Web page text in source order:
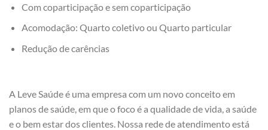
Com coparticipação e sem coparticipação
Acomodação: Quarto coletivo ou Quarto particular
Redução de carências
A Leve Saúde é uma empresa com um novo conceito em
planos de saúde, em que o foco é a qualidade de vida, a saúde
e o bem estar dos clientes. Nossa rede de atendimento está